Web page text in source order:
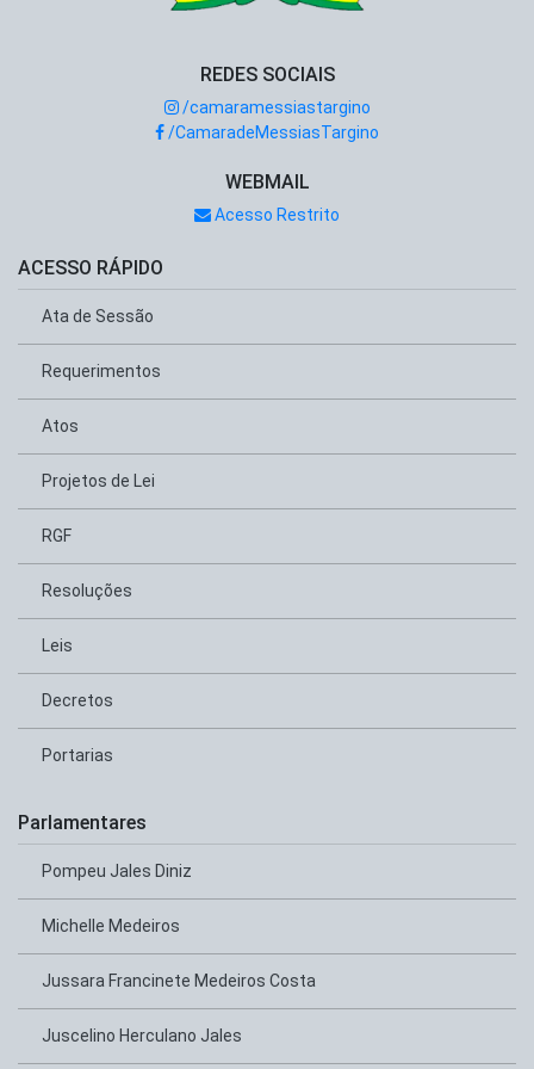
REDES SOCIAIS
/camaramessiastargino
/CamaradeMessiasTargino
WEBMAIL
Acesso Restrito
ACESSO RÁPIDO
Ata de Sessão
Requerimentos
Atos
Projetos de Lei
RGF
Resoluções
Leis
Decretos
Portarias
Parlamentares
Pompeu Jales Diniz
Michelle Medeiros
Jussara Francinete Medeiros Costa
Juscelino Herculano Jales